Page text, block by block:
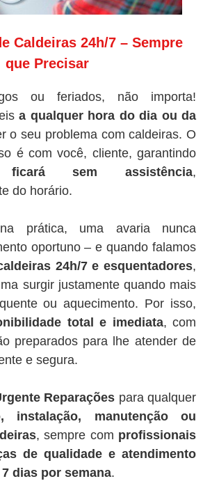
Caldeiras 24h/7 – Sempre
que Precisar
ou feriados, não importa!
a qualquer hora do dia ou da
o seu problema com caldeiras. O
é com você, cliente, garantindo
ficará sem assistência,
do horário.
prática, uma avaria nunca
oportuno – e quando falamos
24h/7 e esquentadores,
surgir justamente quando mais
ou aquecimento. Por isso,
total e imediata, com
preparados para lhe atender de
e segura.
Reparações para qualquer
instalação, manutenção ou
, sempre com profissionais
de qualidade e atendimento
dias por semana.